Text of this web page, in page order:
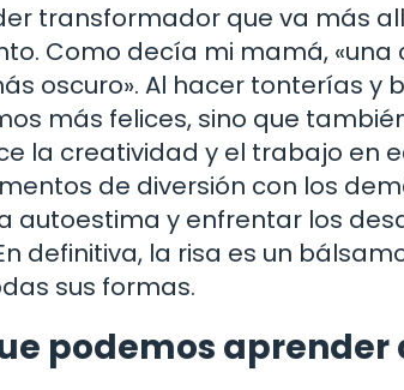
transformador que va más
Como decía mi mamá,
oscuro». Al hacer tonterías y
más felices, sino que
la creatividad y el trabajo en
de diversión con los
autoestima y enfrentar los
definitiva, la risa es un
sus formas.
podemos